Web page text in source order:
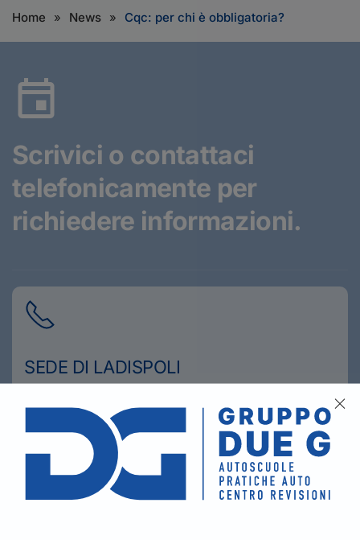
Home News Cqc: per chi è obbligatoria?
Scrivici o contattaci
telefonicamente per
richiedere informazioni.
SEDE DI LADISPOLI